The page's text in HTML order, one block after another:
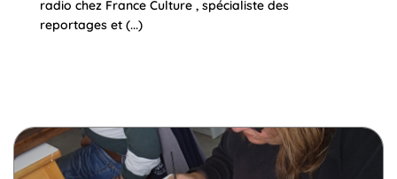
radio chez France Culture , spécialiste des
reportages et (...)